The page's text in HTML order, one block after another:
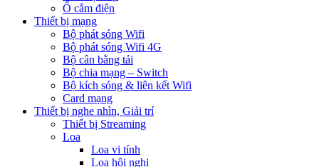
Ổ cắm điện
Thiết bị mạng
Bộ phát sóng Wifi
Bộ phát sóng Wifi 4G
Bộ cân bằng tải
Bộ chia mạng – Switch
Bộ kích sóng & liên kết Wifi
Card mạng
Thiết bị nghe nhìn, Giải trí
Thiết bị Streaming
Loa
Loa vi tính
Loa hội nghị